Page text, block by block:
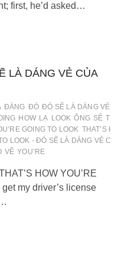
first, he’d asked…
LÀ DÁNG VẺ CỦA
ĐÀNG ĐÓ ĐÓ SẼ LÀ DÁNG VẺ
HOW LẠ LOOK ÔNG SẼ
GOING TO LOOK THAT’S
LOOK - ĐÓ SẼ LÀ DÁNG VẺ
VỀ YOU’RE
HOW YOU’RE
my driver’s license